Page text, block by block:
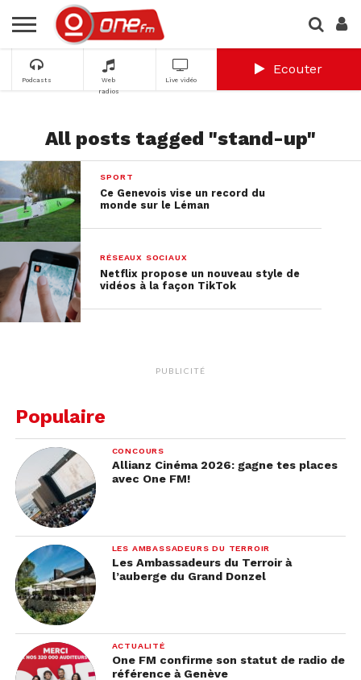
Podcasts
Web
radios
Live vidéo
Ecouter
All posts tagged "stand-up"
SPORT
Ce Genevois vise un record du
monde sur le Léman
RÉSEAUX SOCIAUX
Netflix propose un nouveau style de
vidéos à la façon TikTok
PUBLICITÉ
Populaire
CONCOURS
Allianz Cinéma 2026: gagne tes places
avec One FM!
LES AMBASSADEURS DU TERROIR
Les Ambassadeurs du Terroir à
l’auberge du Grand Donzel
ACTUALITÉ
One FM confirme son statut de radio de
référence à Genève